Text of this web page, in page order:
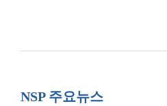
NSP 주요뉴스